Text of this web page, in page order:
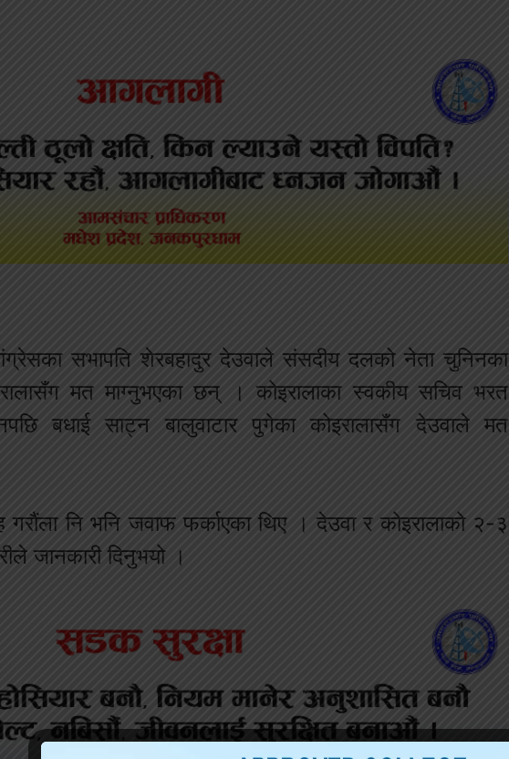
सभापति शेरबहादुर देउवाले संसदीय दलको नेता चुनिनका
मत माग्नुभएका छन् । कोइरालाका स्वकीय सचिव भरत
बधाई साट्न बालुवाटार पुगेका कोइरालासँग देउवाले मत
नि भनि जवाफ फर्काएका थिए । देउवा र कोइरालाको २-३
जानकारी दिनुभयो ।